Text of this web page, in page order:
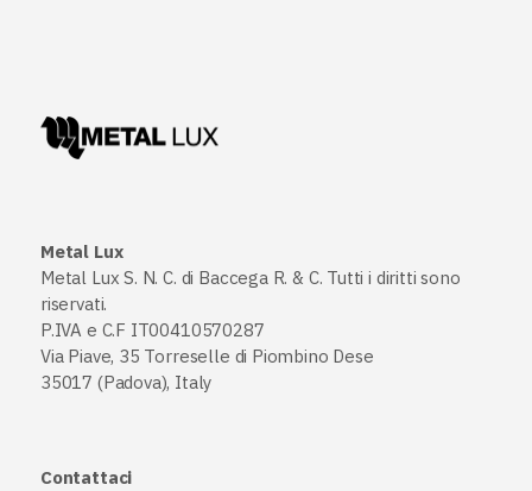
Metal Lux
Metal Lux S. N. C. di Baccega R. & C. Tutti i diritti sono
riservati.
P.IVA e C.F IT00410570287
Via Piave, 35 Torreselle di Piombino Dese
35017 (Padova), Italy
Contattaci